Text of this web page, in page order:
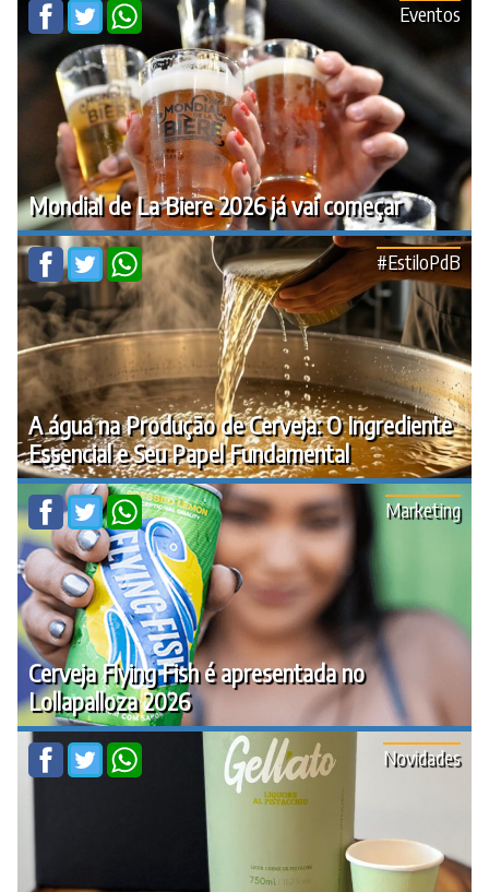
Mondial de La Biere 2026 já vai começar
Eventos
A água na Produção de Cerveja: O Ingrediente
Essencial e Seu Papel Fundamental
#EstiloPdB
Cerveja Flying Fish é apresentada no
Lollapalloza 2026
Marketing
Novidades